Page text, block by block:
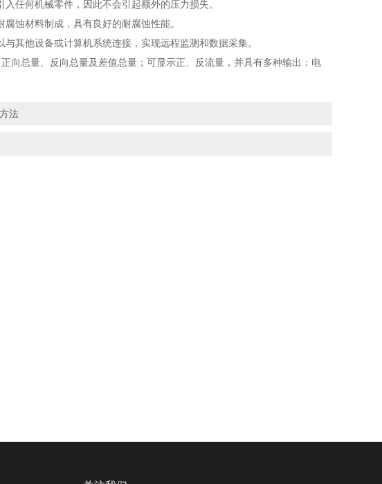
何机械零件，因此不会引起额外的压力损失。
蚀材料制成，具有良好的耐腐蚀性能。
他设备或计算机系统连接，实现远程监测和数据采集。
总量、反向总量及差值总量；可显示正、反流量，并具有多种输出：电
法